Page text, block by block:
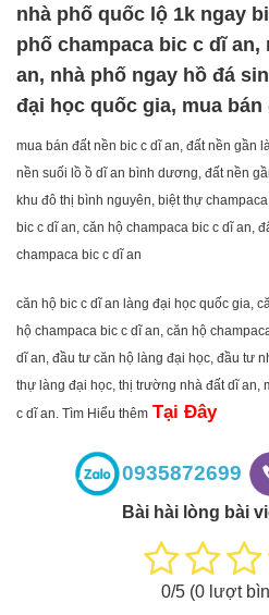
nhà phố quốc lộ 1k ngay
phố champaca bic c dĩ
an, nhà phố ngay hồ đá
đại học quốc gia, mua bán
mua bán đất nền bic c dĩ an, đất nền gần
nền suối lồ ồ dĩ an bình dương, đất nền
khu đô thị bình nguyên, biệt thự
bic c dĩ an, căn hộ champaca bic c dĩ an,
champaca bic c dĩ an
căn hộ bic c dĩ an làng đại học quốc gia,
hộ champaca bic c dĩ an, căn hộ
dĩ an, đầu tư căn hộ làng đại học, đầu tư
thự làng đại học, thị trường nhà đất dĩ an,
c dĩ an. Tìm Hiểu thêm Tại Đây
0935872699
Bài hài lòng bài
0/5 (0lượt